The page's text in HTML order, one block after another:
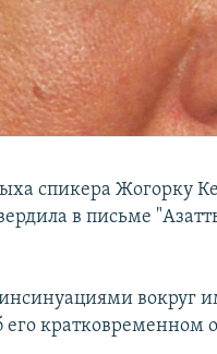
спикера Жогорку
в письме
инсинуациями вокруг
его